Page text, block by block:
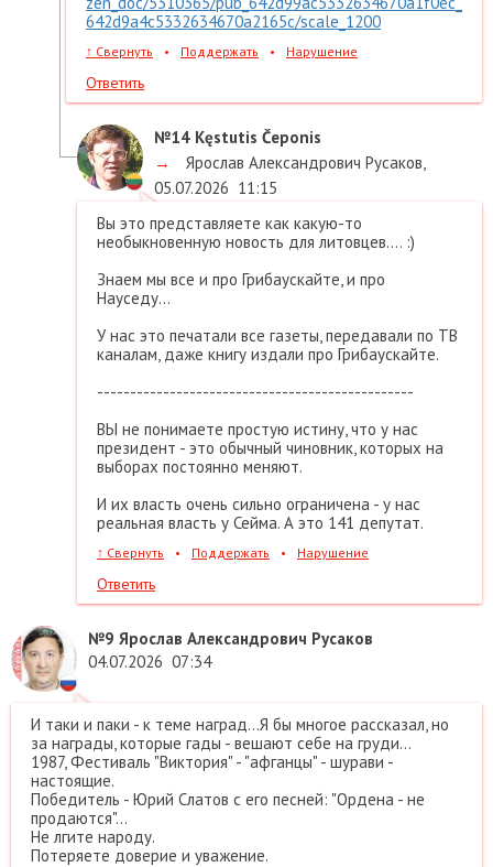
642d9a4c5332634670a2165c/scale_1200
↑ Свернуть • Поддержать • Нарушение
Ответить
№14 Kęstutis Čeponis
→
Ярослав Александрович Русаков
05.07.2026 11:15
Вы это представляете как какую-то
необыкновенную новость для литовцев.... :)
Знаем мы все и про Грибаускайте, и про
Науседу...
У нас это печатали все газеты, передавали по ТВ
каналам, даже книгу издали про Грибаускайте.
------------------------------------------------
ВЫ не понимаете простую истину, что у нас
президент - это обычный чиновник, которых на
выборах постоянно меняют.
И их власть очень сильно ограничена - у нас
реальная власть у Сейма. А это 141 депутат.
↑ Свернуть • Поддержать • Нарушение
Ответить
№9 Ярослав Александрович Русаков
04.07.2026 07:34
И таки и паки - к теме наград...Я бы многое рассказал, но
за награды, которые гады - вешают себе на груди...
1987, Фестиваль "Виктория" - "афганцы" - шурави -
настоящие.
Победитель - Юрий Слатов с его песней: "Ордена - не
продаются"...
Не лгите народу.
Потеряете доверие и уважение.